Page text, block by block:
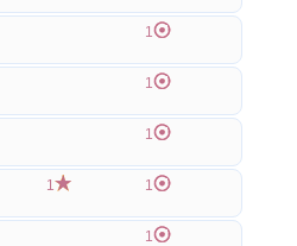
1
1
1
1 1
1